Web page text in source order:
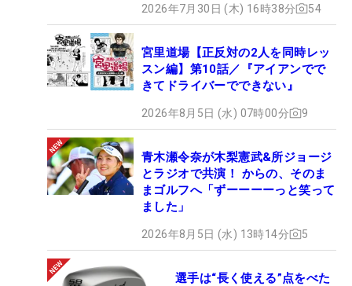
2026年7月30日 (木) 16時38分 54
宮里道場【正反対の2人を同時レッ
スン編】第10話／『アイアンでで
きてドライバーでできない』
2026年8月5日 (水) 07時00分 9
青木瀬令奈が木梨憲武&所ジョージ
とラジオで共演！ からの、そのま
まゴルフへ「ずーーーーっと笑って
ました」
2026年8月5日 (水) 13時14分 5
選手は“長く使える”点をべた